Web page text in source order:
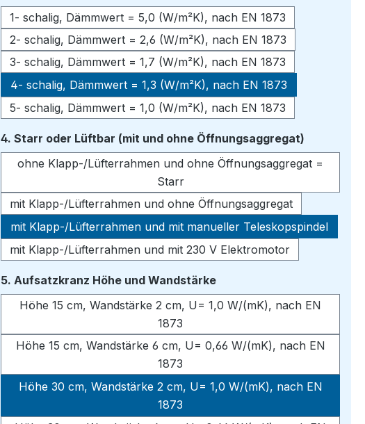
1- schalig, Dämmwert = 5,0 (W/m²K), nach EN 1873
2- schalig, Dämmwert = 2,6 (W/m²K), nach EN 1873
3- schalig, Dämmwert = 1,7 (W/m²K), nach EN 1873
4- schalig, Dämmwert = 1,3 (W/m²K), nach EN 1873
5- schalig, Dämmwert = 1,0 (W/m²K), nach EN 1873
4. Starr oder Lüftbar (mit und ohne Öffnungsaggregat)
ohne Klapp-/Lüfterrahmen und ohne Öffnungsaggregat =
Starr
mit Klapp-/Lüfterrahmen und ohne Öffnungsaggregat
mit Klapp-/Lüfterrahmen und mit manueller Teleskopspindel
mit Klapp-/Lüfterrahmen und mit 230 V Elektromotor
5. Aufsatzkranz Höhe und Wandstärkeauswählen
Höhe 15 cm, Wandstärke 2 cm, U= 1,0 W/(mK), nach EN
1873
Höhe 15 cm, Wandstärke 6 cm, U= 0,66 W/(mK), nach EN
1873
Höhe 30 cm, Wandstärke 2 cm, U= 1,0 W/(mK), nach EN
1873